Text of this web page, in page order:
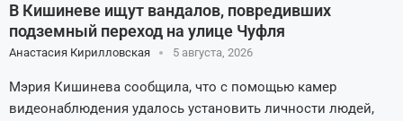
В Кишиневе ищут вандалов, повредивших
подземный переход на улице Чуфля
Анастасия Кирилловская 5 августа, 2026
Мэрия Кишинева сообщила, что с помощью камер
видеонаблюдения удалось установить личности людей,